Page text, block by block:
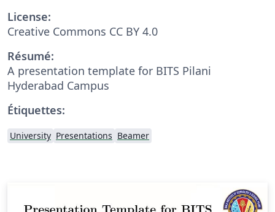
License:
Creative Commons CC BY 4.0
Résumé:
A presentation template for BITS Pilani
Hyderabad Campus
Étiquettes:
University Presentations Beamer